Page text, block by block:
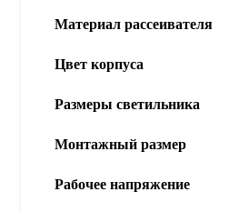
Материал рассеивателя
Цвет корпуса
Размеры светильника
Монтажный размер
Рабочее напряжение